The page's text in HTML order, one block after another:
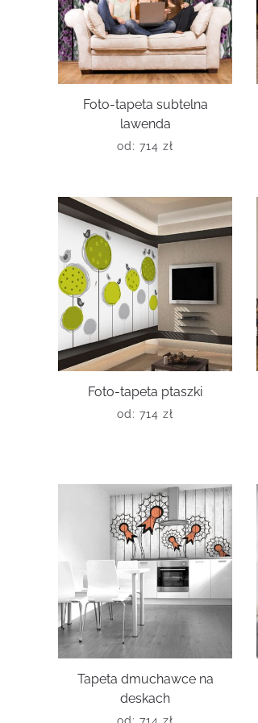
Foto-tapeta subtelna
lawenda
od: 714 zł
Foto-tapeta ptaszki
od: 714 zł
Tapeta dmuchawce na
deskach